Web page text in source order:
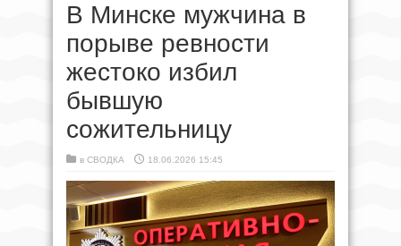
В Минске мужчина в
порыве ревности
жестоко избил
бывшую
сожительницу
в СВОДКА 18.06.2026 15:45